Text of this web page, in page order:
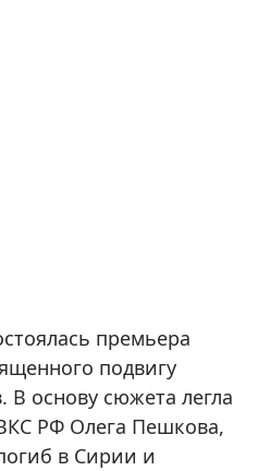
премьера
подвигу
В основу сюжета легла
РФ Олега Пешкова,
в Сирии и